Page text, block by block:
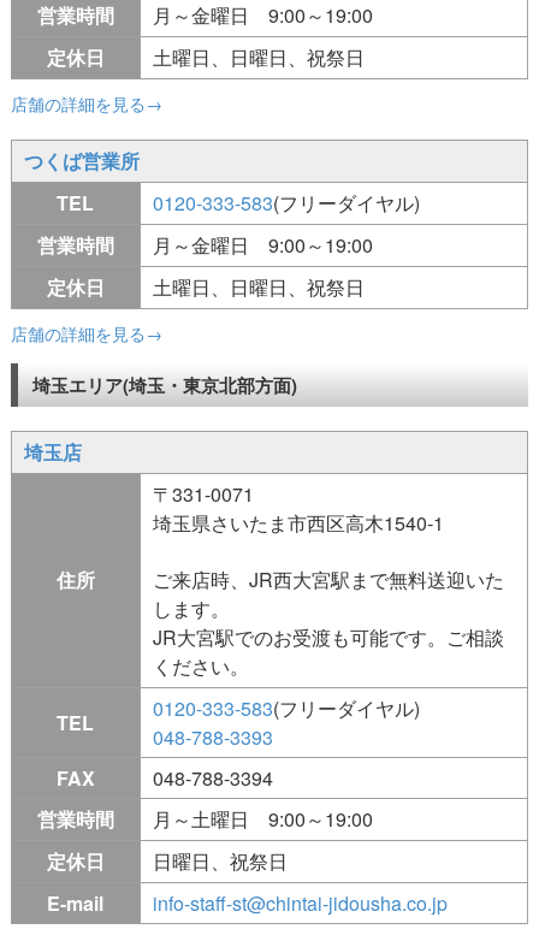
営業時間
月～金曜日 9:00～19:00
定休日
土曜日、日曜日、祝祭日
店舗の詳細を見る→
つくば営業所
TEL
0120-333-583(フリーダイヤル)
営業時間
月～金曜日 9:00～19:00
定休日
土曜日、日曜日、祝祭日
店舗の詳細を見る→
埼玉エリア(埼玉・東京北部方面)
埼玉店
住所
〒331-0071
埼玉県さいたま市西区高木1540-1
ご来店時、JR西大宮駅まで無料送迎いた
します。
JR大宮駅でのお受渡も可能です。ご相談
ください。
TEL
0120-333-583(フリーダイヤル)
048-788-3393
FAX
048-788-3394
営業時間
月～土曜日 9:00～19:00
定休日
日曜日、祝祭日
E-mail
info-staff-st@chintai-jidousha.co.jp